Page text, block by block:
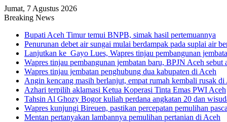
Jumat, 7 Agustus 2026
Breaking News
Bupati Aceh Timur temui BNPB, simak hasil pertemuannya
Penurunan debet air sungai mulai berdampak pada suplai air
Lanjutkan ke Gayo Lues, Wapres tinjau pembangunan
Wapres tinjau pembangunan jembatan baru, BPJN Aceh sebut
Wapres tinjau jembatan penghubung dua kabupaten di Aceh
Angin kencang masih berlanjut, empat rumah kembali rusak di
Azhari terpilih aklamasi Ketua Koperasi Tinta Emas PWI Aceh
Tahsin Al Ghozy Bogor kuliah perdana angkatan 20 dan
Wapres kunjungi Bireuen, pastikan percepatan pemulihan
Mentan pertanyakan lambannya pemulihan pertanian di Aceh